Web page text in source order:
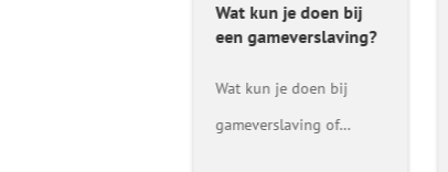
Wat kun je doen bij
een gameverslaving?
Wat kun je doen bij
gameverslaving of…